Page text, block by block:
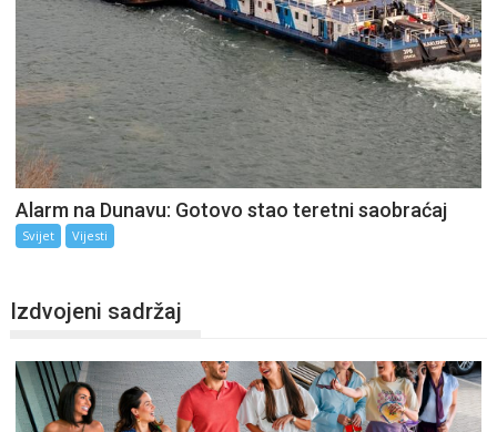
Alarm na Dunavu: Gotovo stao teretni saobraćaj
Svijet Vijesti
Izdvojeni sadržaj